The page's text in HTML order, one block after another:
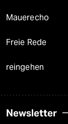
Mauerecho
Freie Rede
reingehen
Newsletter